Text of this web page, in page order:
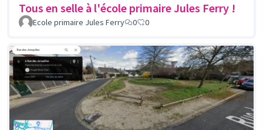
Tous en selle à l'école primaire Jules Ferry !
Ecole primaire Jules Ferry 0 0